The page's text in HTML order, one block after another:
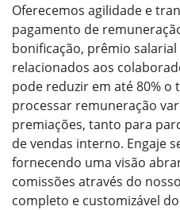
Oferecemos agilidade e
pagamento de
bonificação, prêmio
relacionados aos
pode reduzir em até 80% o
processar remuneração
premiações, tanto para
de vendas interno. Engaje
fornecendo uma visão
comissões através do
completo e customizável